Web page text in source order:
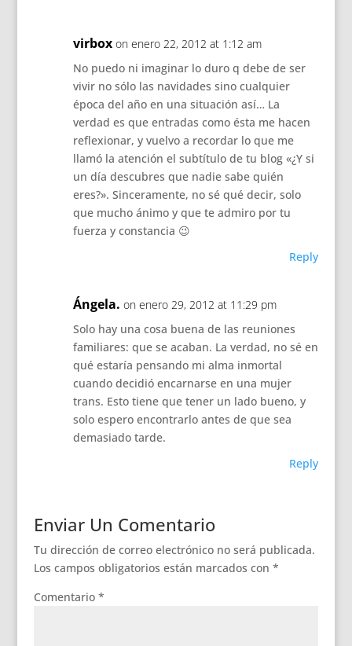
virbox on enero 22, 2012 at 1:12 am
No puedo ni imaginar lo duro q debe de ser
vivir no sólo las navidades sino cualquier
época del año en una situación así… La
verdad es que entradas como ésta me hacen
reflexionar, y vuelvo a recordar lo que me
llamó la atención el subtítulo de tu blog «¿Y si
un día descubres que nadie sabe quién
eres?». Sinceramente, no sé qué decir, solo
que mucho ánimo y que te admiro por tu
fuerza y constancia 😉
Reply
Ángela. on enero 29, 2012 at 11:29 pm
Solo hay una cosa buena de las reuniones
familiares: que se acaban. La verdad, no sé en
qué estaría pensando mi alma inmortal
cuando decidió encarnarse en una mujer
trans. Esto tiene que tener un lado bueno, y
solo espero encontrarlo antes de que sea
demasiado tarde.
Reply
Enviar Un Comentario
Tu dirección de correo electrónico no será publicada.
Los campos obligatorios están marcados con *
Comentario *